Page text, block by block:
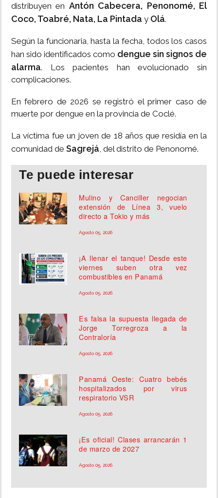
distribuyen en Antón Cabecera, Penonomé, El
Coco, Toabré, Nata, La Pintada y Olá.
Según la funcionaria, hasta la fecha, todos los casos
han sido identificados como dengue sin signos de
alarma. Los pacientes han evolucionado sin
complicaciones.
En febrero de 2026 se registró el primer caso de
muerte por dengue en la provincia de Coclé.
La víctima fue un joven de 18 años que residía en la
comunidad de Sagrejá, del distrito de Penonomé.
Te puede interesar
Mulino y Canciller negocian
extensión de Línea 3, vuelo
directo a Tokio y más
Agosto 05, 2026
¡A llenar el tanque! Desde este
viernes suben otra vez
combustibles en Panamá
Agosto 05, 2026
Es falsa la supuesta llegada de
Jorge Torregroza a la
Contraloría
Agosto 05, 2026
Panamá Oeste: Cuatro bebés
hospitalizados por virus
respiratorio VSR
Agosto 05, 2026
¡Es oficial! Clases arrancarán 1
de marzo de 2027
Agosto 05, 2026